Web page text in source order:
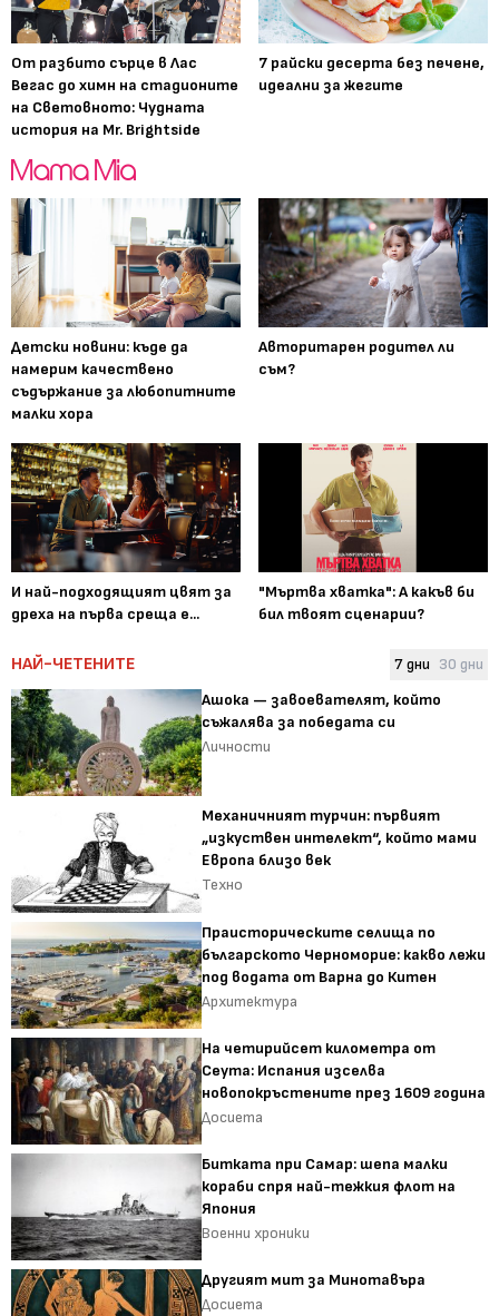
От разбито сърце в Лас
Вегас до химн на стадионите
на Световното: Чудната
история на Mr. Brightside
7 райски десерта без печене,
идеални за жегите
Детски новини: къде да
намерим качествено
съдържание за любопитните
малки хора
Авторитарен родител ли
съм?
И най-подходящият цвят за
дреха на първа среща е...
"Мъртва хватка": А какъв би
бил твоят сценарии?
НАЙ-ЧЕТЕНИТЕ 7 дни 30 дни
Ашока — завоевателят, който
съжалява за победата си
Личности
Механичният турчин: първият
„изкуствен интелект“, който мами
Европа близо век
Техно
Праисторическите селища по
българското Черноморие: какво лежи
под водата от Варна до Китен
Архитектура
На четирийсет километра от
Сеута: Испания изселва
новопокръстените през 1609 година
Досиета
Битката при Самар: шепа малки
кораби спря най-тежкия флот на
Япония
Военни хроники
Другият мит за Минотавъра
Досиета